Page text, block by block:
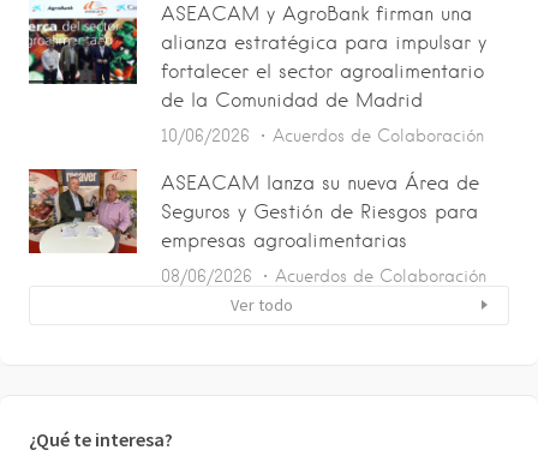
ASEACAM y AgroBank firman una
alianza estratégica para impulsar y
fortalecer el sector agroalimentario
de la Comunidad de Madrid
10/06/2026 Acuerdos de Colaboración
ASEACAM lanza su nueva Área de
Seguros y Gestión de Riesgos para
empresas agroalimentarias
08/06/2026 Acuerdos de Colaboración
Ver todo
¿Qué te interesa?